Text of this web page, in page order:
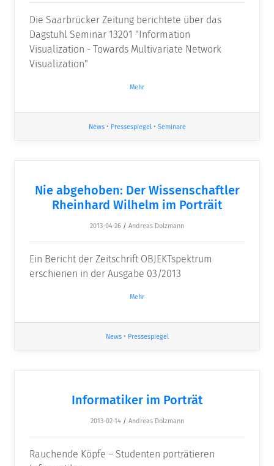
Die Saarbrücker Zeitung berichtete über das
Dagstuhl Seminar 13201 "Information
Visualization - Towards Multivariate Network
Visualization"
Mehr
News• Pressespiegel• Seminare
Nie abgehoben: Der Wissenschaftler
Rheinhard Wilhelm im Porträit
2013-04-26 / Andreas Dolzmann
Ein Bericht der Zeitschrift OBJEKTspektrum
erschienen in der Ausgabe 03/2013
Mehr
News• Pressespiegel
Informatiker im Porträt
2013-02-14 / Andreas Dolzmann
Rauchende Köpfe – Studenten porträtieren